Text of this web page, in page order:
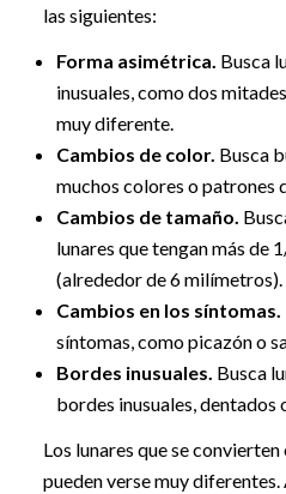
las siguientes:
Forma asimétrica. Busca
inusuales, como dos
muy diferente.
Cambios de color. Busca
muchos colores o patrones
Cambios de tamaño.
lunares que tengan más de
(alrededor de 6 milímetros).
Cambios en los síntomas.
síntomas, como picazón o
Bordes inusuales. Busca
bordes inusuales, dentados
Los lunares que se
pueden verse muy diferentes.